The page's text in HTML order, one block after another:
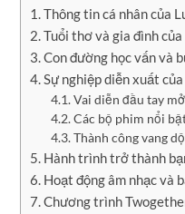
Thông tin cá nhân của
Tuổi thơ và gia đình
Con đường học vấn và
Sự nghiệp diễn xuất
Vai diễn đầu tay
Các bộ phim nổi
Thành công vang
Hành trình trở thành
Hoạt động âm nhạc và
Chương trình